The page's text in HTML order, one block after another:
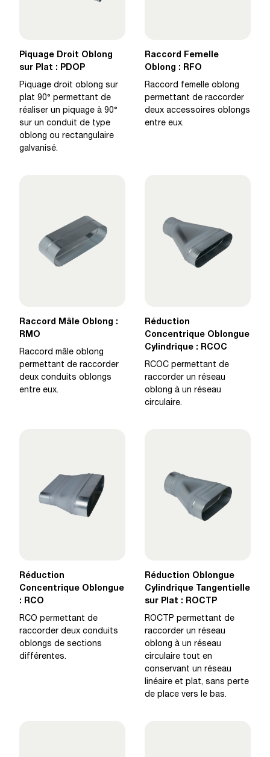
Piquage Droit Oblong
sur Plat : PDOP
Piquage droit oblong sur
plat 90° permettant de
réaliser un piquage à 90°
sur un conduit de type
oblong ou rectangulaire
galvanisé.
Raccord Femelle
Oblong : RFO
Raccord femelle oblong
permettant de raccorder
deux accessoires oblongs
entre eux.
Raccord Mâle Oblong :
RMO
Raccord mâle oblong
permettant de raccorder
deux conduits oblongs
entre eux.
Réduction
Concentrique Oblongue
Cylindrique : RCOC
RCOC permettant de
raccorder un réseau
oblong à un réseau
circulaire.
Réduction
Concentrique Oblongue
: RCO
RCO permettant de
raccorder deux conduits
oblongs de sections
différentes.
Réduction Oblongue
Cylindrique Tangentielle
sur Plat : ROCTP
ROCTP permettant de
raccorder un réseau
oblong à un réseau
circulaire tout en
conservant un réseau
linéaire et plat, sans perte
de place vers le bas.